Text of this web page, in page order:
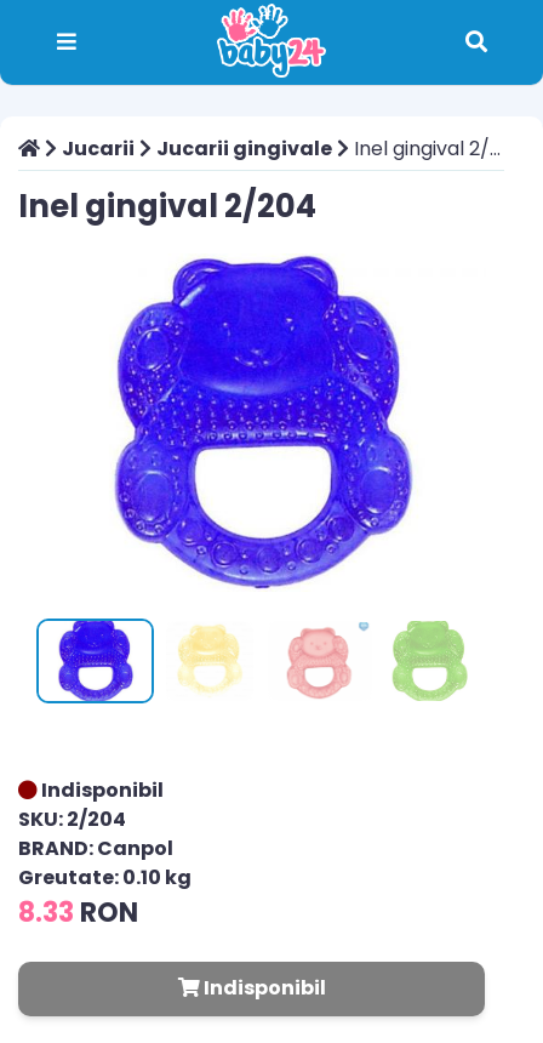
Jucarii Jucarii gingivale Inel gingival 2/204
Inel gingival 2/204
Indisponibil
SKU: 2/204
BRAND: Canpol
Greutate: 0.10 kg
8.33 RON
Indisponibil